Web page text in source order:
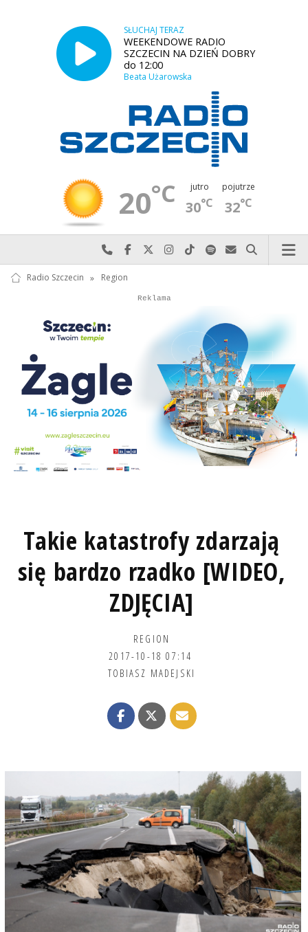
SŁUCHAJ TERAZ
WEEKENDOWE RADIO
SZCZECIN NA DZIEŃ DOBRY
do 12:00
Beata Użarowska
20°C jutro
30°C
pojutrze
32°C
Najlepiej po prostu do nas zadzwoń
Odwiedź nas na Facebook-u
Odwiedź nas na X
Odwiedź nas na Instagram-ie
Odwiedź nas na TikTok-u
Szukaj nas na Spotify
Wyślij do nas
Szukaj
Radio Szczecin » Region
Reklama
Autopromocja
Autopromocja
Takie katastrofy zdarzają
się bardzo rzadko [WIDEO,
ZDJĘCIA]
REGION
2017-10-18 07:14
TOBIASZ MADEJSKI